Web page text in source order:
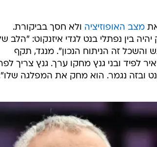
מצב האופוזיציה ולא חסך בביקורת.
בין נפתלי בנט לגדי איזנקוט: "הלב
והשכל זה הניתוח הנכון". מנגד, תקף
לפיד ובני גנץ מחקו ערך. גנץ צריך
ובזה נגמר. הוא מחק את המפלגה